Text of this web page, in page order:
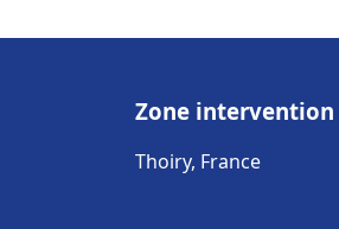
Zone intervention
Thoiry, France